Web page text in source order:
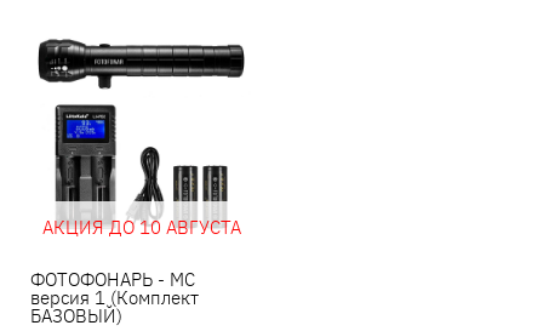
АКЦИЯ ДО 10 АВГУСТА
ФОТОФОНАРЬ - MC
версия 1 (Комплект
БАЗОВЫЙ)